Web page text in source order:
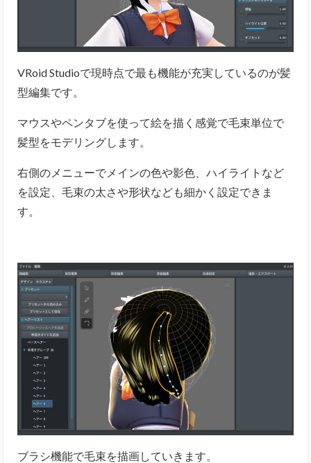
VRoid Studioで現時点で最も機能が充実しているのが髪
型編集です。
マウスやペンタブを使って絵を描く感覚で毛束単位で
髪型をモデリングします。
右側のメニューでメインの色や影色、ハイライトなど
を設定、毛束の太さや形状なども細かく設定できま
す。
ブラシ機能で毛束を描画していきます。